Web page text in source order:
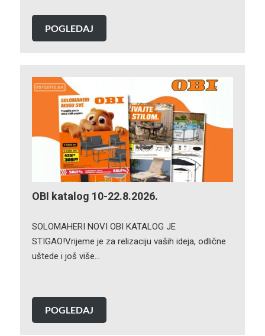
POGLEDAJ
OBI katalog 10-22.8.2026.
SOLOMAHERI NOVI OBI KATALOG JE
STIGAO!Vrijeme je za relizaciju vaših ideja, odlične
uštede i još više…
POGLEDAJ